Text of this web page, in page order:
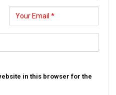
in this browser for the